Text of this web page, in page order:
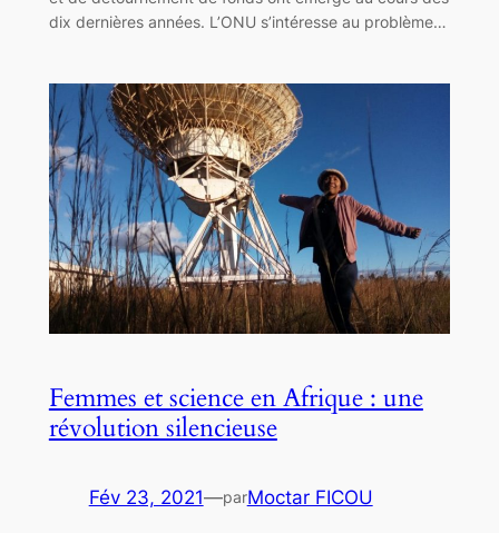
dix dernières années. L’ONU s’intéresse au problème…
Femmes et science en Afrique : une
révolution silencieuse
Fév 23, 2021—parMoctar FICOU